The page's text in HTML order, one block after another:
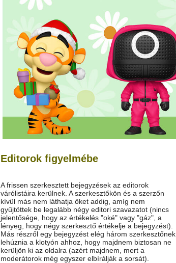
Editorok figyelmébe
A frissen szerkesztett bejegyzések az editorok
várólistáira kerülnek. A szerkesztőkön és a szerzőn
kívül más nem láthatja őket addig, amíg nem
gyűjtöttek be legalább négy editori szavazatot (nincs
jelentősége, hogy az értékelés "oké" vagy "gáz", a
lényeg, hogy négy szerkesztő értékelje a bejegyzést).
Más részről egy bejegyzést elég három szerkesztőnek
lehúznia a klotyón ahhoz, hogy majdnem biztosan ne
kerüljön ki az oldalra (azért majdnem, mert a
moderátorok még egyszer elbírálják a sorsát).